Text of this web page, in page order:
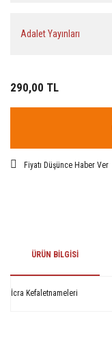
Adalet Yayınları
290,00 TL
Fiyatı Düşünce Haber Ver
ÜRÜN BILGISI
İcra Kefaletnameleri